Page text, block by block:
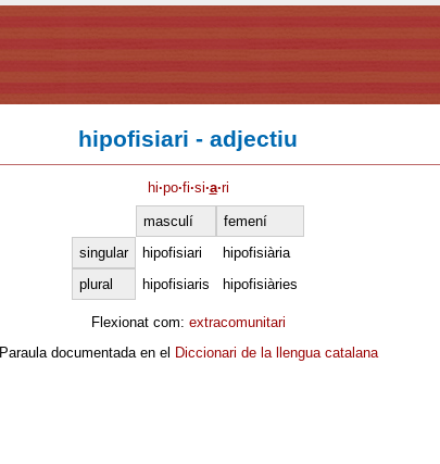
hipofisiari - adjectiu
hi·po·fi·si·a·ri
masculí
femení
singular
hipofisiari
hipofisiària
plural
hipofisiaris hipofisiàries
Flexionat com: extracomunitari
Paraula documentada en el Diccionari de la llengua catalana